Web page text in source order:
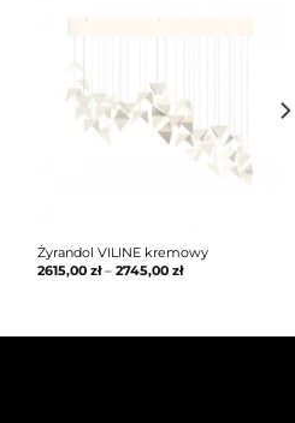
Żyrandol VILINE kremowy
2615,00 zł– 2745,00 zł